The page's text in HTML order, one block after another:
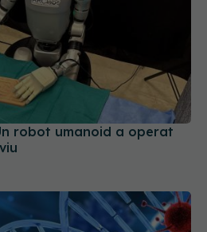
robot umanoid a operat